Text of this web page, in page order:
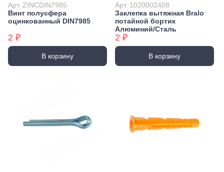
Арт. ZINCDIN7985
Винт полусфера
оцинкованный DIN7985
2 ₽
В корзину
Арт. 1020002408
Заклепка вытяжная Bralo
потайной бортик
Алюминий/Сталь
2 ₽
В корзину